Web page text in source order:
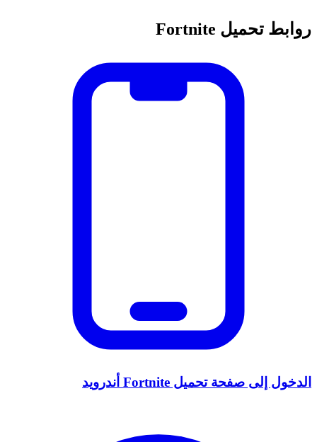
روابط تحميل Fortnite
الدخول إلى صفحة تحميل Fortnite أندرويد